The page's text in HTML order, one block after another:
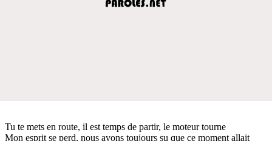
Tu te mets en route, il est temps de partir, le moteur tourne
Mon esprit se perd, nous avons toujours su que ce moment allait